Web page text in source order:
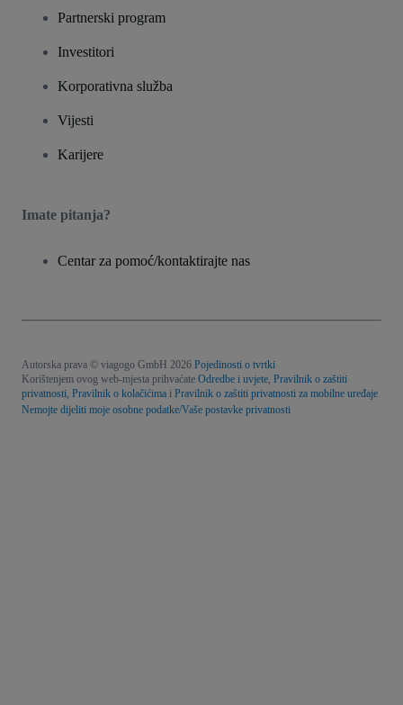
Partnerski program
Investitori
Korporativna služba
Vijesti
Karijere
Imate pitanja?
Centar za pomoć/kontaktirajte nas
Autorska prava © viagogo GmbH 2026 Pojedinosti o tvrtki
Korištenjem ovog web-mjesta prihvaćate Odredbe i uvjete, Pravilnik o zaštiti
privatnosti, Pravilnik o kolačićima i Pravilnik o zaštiti privatnosti za mobilne uređaje
Nemojte dijeliti moje osobne podatke/Vaše postavke privatnosti